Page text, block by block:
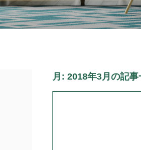
月: 2018年3月 の記事